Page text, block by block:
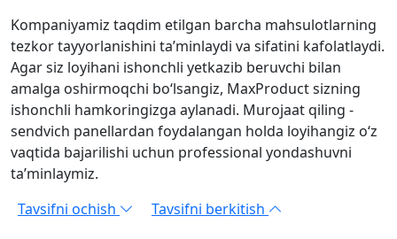
Kompaniyamiz taqdim etilgan barcha mahsulotlarning
tezkor tayyorlanishini ta’minlaydi va sifatini kafolatlaydi.
Agar siz loyihani ishonchli yetkazib beruvchi bilan
amalga oshirmoqchi bo‘lsangiz, MaxProduct sizning
ishonchli hamkoringizga aylanadi. Murojaat qiling -
sendvich panellardan foydalangan holda loyihangiz o‘z
vaqtida bajarilishi uchun professional yondashuvni
ta’minlaymiz.
Tavsifni ochish
Tavsifni berkitish